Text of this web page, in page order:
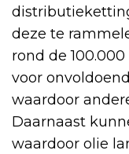
deze te
rond de
voor
waardoor
Daarnaast
waardoor olie